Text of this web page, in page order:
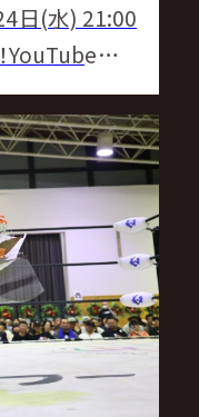
日(水) 21:00
にて